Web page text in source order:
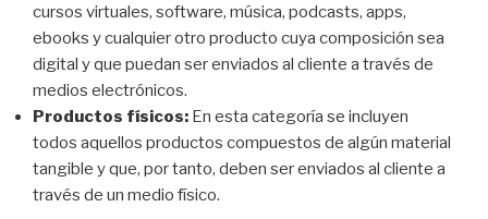
cursos virtuales, software, música, podcasts, apps,
ebooks y cualquier otro producto cuya composición sea
digital y que puedan ser enviados al cliente a través de
medios electrónicos.
Productos físicos: En esta categoría se incluyen
todos aquellos productos compuestos de algún material
tangible y que, por tanto, deben ser enviados al cliente a
través de un medio físico.